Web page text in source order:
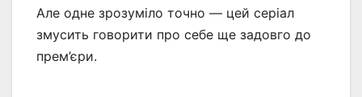
Але одне зрозуміло точно — цей серіал
змусить говорити про себе ще задовго до
прем’єри.